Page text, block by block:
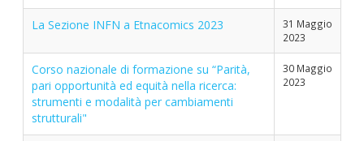
La Sezione INFN a Etnacomics 2023
31 Maggio
2023
Corso nazionale di formazione su “Parità,
pari opportunità ed equità nella ricerca:
strumenti e modalità per cambiamenti
strutturali"
30 Maggio
2023